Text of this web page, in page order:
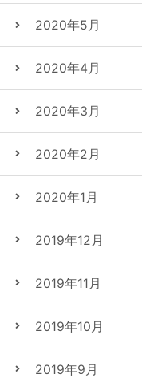
2020年5月
2020年4月
2020年3月
2020年2月
2020年1月
2019年12月
2019年11月
2019年10月
2019年9月